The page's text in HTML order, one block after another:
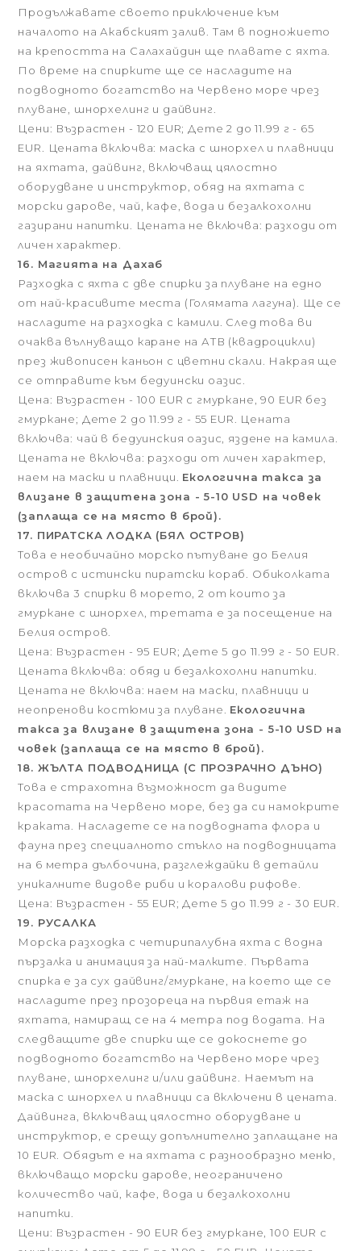
Продължавате своето приключение към
началото на Акабският залив. Там в подножието
на крепостта на Салахайдин ще плавате с яхта.
По време на спирките ще се насладите на
подводното богатство на Червено море чрез
плуване, шнорхелинг и дайвинг.
Цени: Възрастен - 120 EUR; Дете 2 до 11.99 г - 65
EUR. Цената включва: маска с шнорхел и плавници
на яхтата, дайвинг, включващ цялостно
оборудване и инструктор, обяд на яхтата с
морски дарове, чай, кафе, вода и безалкохолни
газирани напитки. Цената не включва: разходи от
личен характер.
16. Магията на Дахаб
Разходка с яхта с две спирки за плуване на едно
от най-красивите места (Голямата лагуна). Ще се
насладите на разходка с камили. След това ви
очаква вълнуващо каране на АТВ (квадроцикли)
през живописен каньон с цветни скали. Накрая ще
се отправите към бедуински оазис.
Цена: Възрастен - 100 EUR с гмуркане, 90 EUR без
гмуркане; Дете 2 до 11.99 г - 55 EUR. Цената
включва: чай в бедуинския оазис, яздене на камила.
Цената не включва: разходи от личен характер,
наем на маски и плавници. Екологична такса за
влизане в защитена зона - 5-10 USD на човек
(заплаща се на място в брой).
17. ПИРАТСКА ЛОДКА (БЯЛ ОСТРОВ)
Това е необичайно морско пътуване до Белия
остров с истински пиратски кораб. Обиколката
включва 3 спирки в морето, 2 от които за
гмуркане с шнорхел, третата е за посещение на
Белия остров.
Цена: Възрастен - 95 EUR; Дете 5 до 11.99 г - 50 EUR.
Цената включва: обяд и безалкохолни напитки.
Цената не включва: наем на маски, плавници и
неопренови костюми за плуване. Екологична
такса за влизане в защитена зона - 5-10 USD на
човек (заплаща се на място в брой).
18. ЖЪЛТА ПОДВОДНИЦА (С ПРОЗРАЧНО ДЪНО)
Това е страхотна възможност да видите
красотата на Червено море, без да си намокрите
краката. Насладете се на подводната флора и
фауна през специалното стъкло на подводницата
на 6 метра дълбочина, разглеждайки в детайли
уникалните видове риби и коралови рифове.
Цена: Възрастен - 55 EUR; Дете 5 до 11.99 г - 30 EUR.
19. РУСАЛКА
Морска разходка с четирипалубна яхта с водна
пързалка и анимация за най-малките. Първата
спирка е за сух дайвинг/гмуркане, на което ще се
насладите през прозореца на първия етаж на
яхтата, намиращ се на 4 метра под водата. На
следващите две спирки ще се докоснете до
подводното богатство на Червено море чрез
плуване, шнорхелинг и/или дайвинг. Наемът на
маска с шнорхел и плавници са включени в цената.
Дайвинга, включващ цялостно оборудване и
инструктор, е срещу допълнително заплащане на
10 EUR. Обядът е на яхтата с разнообразно меню,
включващо морски дарове, неограничено
количество чай, кафе, вода и безалкохолни
напитки.
Цени: Възрастен - 90 EUR без гмуркане, 100 EUR с